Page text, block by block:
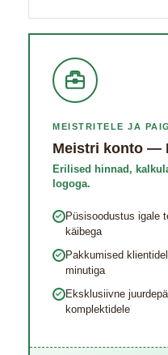
MEISTRITELE JA
Meistri konto —
Erilised hinnad,
logoga.
Püsisoodustus igale
käibega
Pakkumised
minutiga
Eksklusiivne
komplektidele